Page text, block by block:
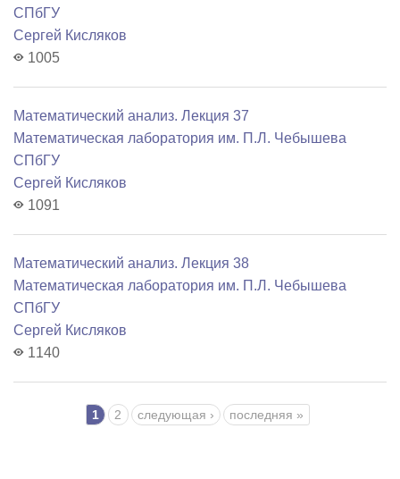
СПбГУ
Сергей Кисляков
1005
Математический анализ. Лекция 37
Математичеcкая лаборатория им. П.Л. Чебышева
СПбГУ
Сергей Кисляков
1091
Математический анализ. Лекция 38
Математичеcкая лаборатория им. П.Л. Чебышева
СПбГУ
Сергей Кисляков
1140
1 2 следующая › последняя »